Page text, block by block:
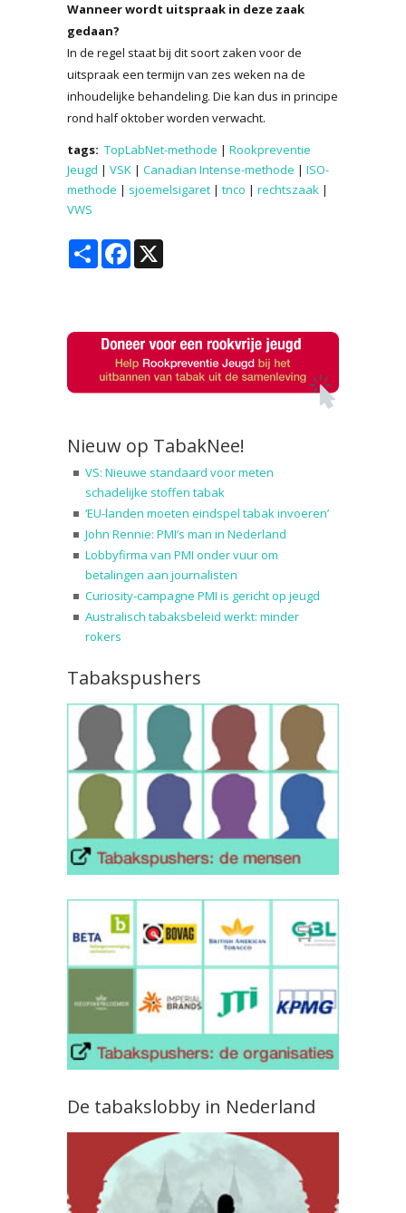
Wanneer wordt uitspraak in deze zaak
gedaan?
In de regel staat bij dit soort zaken voor de
uitspraak een termijn van zes weken na de
inhoudelijke behandeling. Die kan dus in principe
rond half oktober worden verwacht.
tags: TopLabNet-methode | Rookpreventie
Jeugd | VSK | Canadian Intense-methode | ISO-
methode | sjoemelsigaret | tnco | rechtszaak |
VWS
Share Facebook
Nieuw op TabakNee!
VS: Nieuwe standaard voor meten
schadelijke stoffen tabak
‘EU-landen moeten eindspel tabak invoeren’
John Rennie: PMI’s man in Nederland
Lobbyfirma van PMI onder vuur om
betalingen aan journalisten
Curiosity-campagne PMI is gericht op jeugd
Australisch tabaksbeleid werkt: minder
rokers
Tabakspushers
De tabakslobby in Nederland